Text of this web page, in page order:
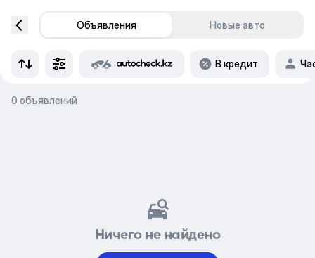
Объявления Новые авто
В кредит
0 объявлений
Ничего не найдено